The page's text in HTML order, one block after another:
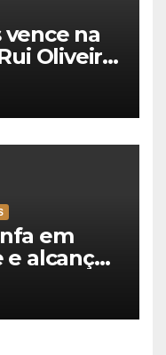
vence na
Oliveira
Volta a
em
alcança
carreira